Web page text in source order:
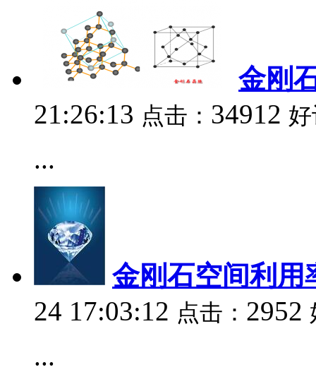
金刚
21:26:13 点击： 34912
...
金刚石空间利用
24 17:03:12 点击： 2952
...